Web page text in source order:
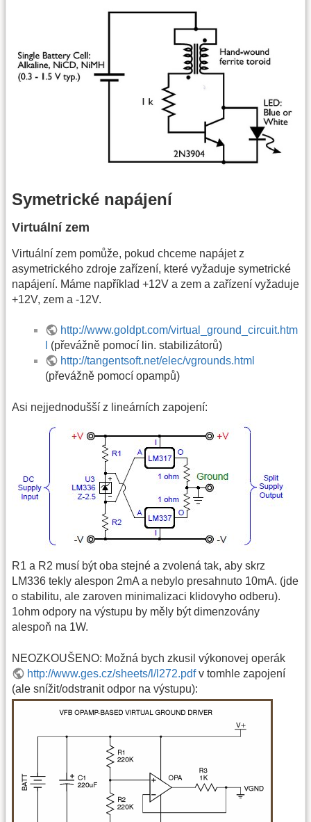
Symetrické napájení
Virtuální zem
Virtuální zem pomůže, pokud chceme napájet z
asymetrického zdroje zařízení, které vyžaduje symetrické
napájení. Máme například +12V a zem a zařízení vyžaduje
+12V, zem a -12V.
http://www.goldpt.com/virtual_ground_circuit.htm
(převážně pomocí lin. stabilizátorů)
http://tangentsoft.net/elec/vgrounds.html
(převážně pomocí opampů)
Asi nejjednodušší z lineárních zapojení:
R1 a R2 musí být oba stejné a zvolená tak, aby skrz
LM336 tekly alespon 2mA a nebylo presahnuto 10mA. (jde
o stabilitu, ale zaroven minimalizaci klidovyho odberu).
1ohm odpory na výstupu by měly být dimenzovány
alespoň na 1W.
NEOZKOUŠENO: Možná bych zkusil výkonovej operák
http://www.ges.cz/sheets/l/l272.pdfv tomhle zapojení
(ale snížit/odstranit odpor na výstupu):